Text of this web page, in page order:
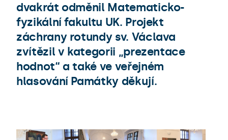
dvakrát odměnil Matematicko-
fyzikální fakultu UK. Projekt
záchrany rotundy sv. Václava
zvítězil v kategorii „prezentace
hodnot“ a také ve veřejném
hlasování Památky děkují.